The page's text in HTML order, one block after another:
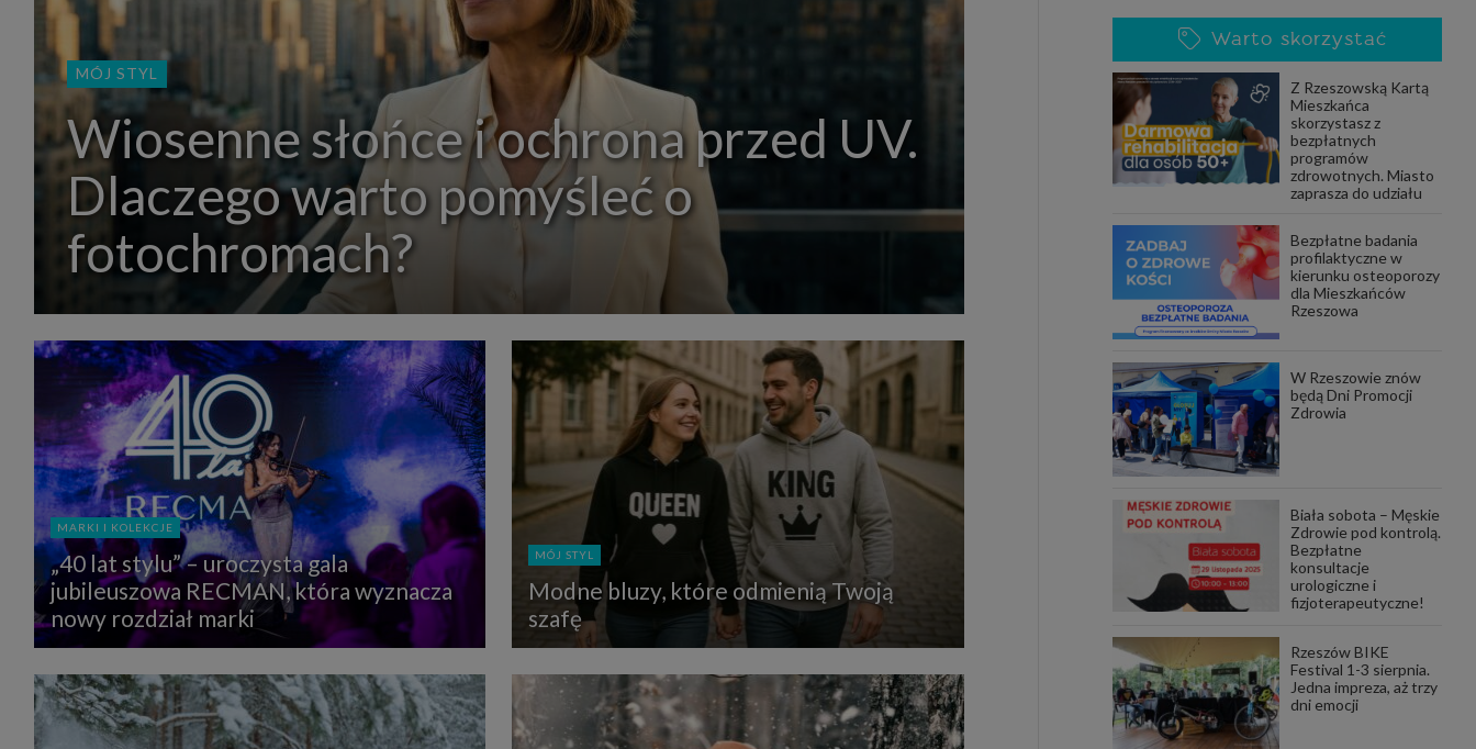
MÓJ STYL
Wiosenne słońce i ochrona przed UV.
Dlaczego warto pomyśleć o
fotochromach?
MARKI I KOLEKCJE
„40 lat stylu” – uroczysta gala
jubileuszowa RECMAN, która wyznacza
nowy rozdział marki
MÓJ STYL
Modne bluzy, które odmienią Twoją
szafę
Warto skorzystać
Z Rzeszowską Kartą
Mieszkańca
skorzystasz z
bezpłatnych
programów
zdrowotnych. Miasto
zaprasza do udziału
Bezpłatne badania
profilaktyczne w
kierunku osteoporozy
dla Mieszkańców
Rzeszowa
W Rzeszowie znów
będą Dni Promocji
Zdrowia
Biała sobota – Męskie
Zdrowie pod kontrolą.
Bezpłatne
konsultacje
urologiczne i
fizjoterapeutyczne!
Rzeszów BIKE
Festival 1-3 sierpnia.
Jedna impreza, aż trzy
dni emocji